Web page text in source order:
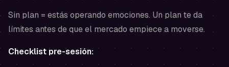
Sin plan = estás operando emociones. Un plan te da
límites antes de que el mercado empiece a moverse.
Checklist pre-sesión: